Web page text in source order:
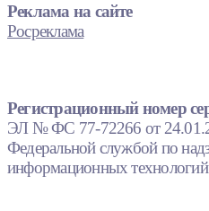
Реклама на сайте
Росреклама
Регистрационный номер
ЭЛ № ФС 77-72266 от
Федеральной службой по
информационных